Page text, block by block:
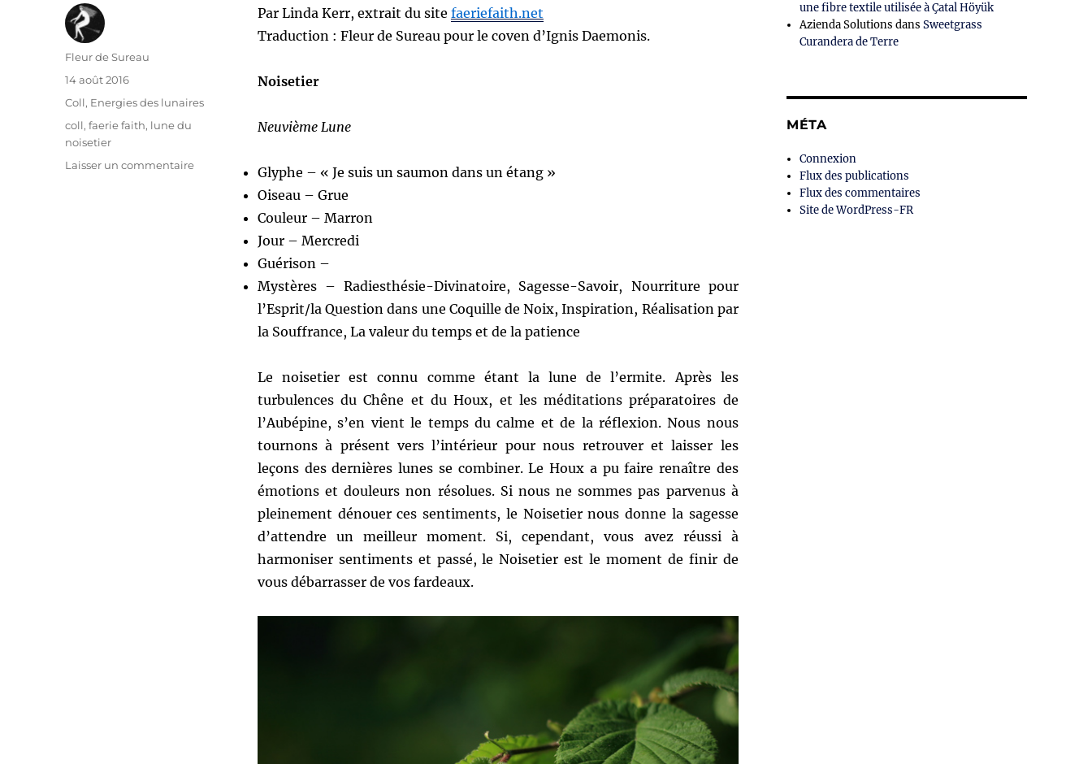
Par Linda Kerr, extrait du site faeriefaith.net
Traduction : Fleur de Sureau pour le coven d’Ignis Daemonis.
Noisetier
Neuvième Lune
Glyphe – « Je suis un saumon dans un étang »
Oiseau – Grue
Couleur – Marron
Jour – Mercredi
Guérison –
Mystères – Radiesthésie-Divinatoire, Sagesse-Savoir, Nourriture pour
l’Esprit/la Question dans une Coquille de Noix, Inspiration, Réalisation par
la Souffrance, La valeur du temps et de la patience
Le noisetier est connu comme étant la lune de l’ermite. Après les
turbulences du Chêne et du Houx, et les méditations préparatoires de
l’Aubépine, s’en vient le temps du calme et de la réflexion. Nous nous
tournons à présent vers l’intérieur pour nous retrouver et laisser les
leçons des dernières lunes se combiner. Le Houx a pu faire renaître des
émotions et douleurs non résolues. Si nous ne sommes pas parvenus à
pleinement dénouer ces sentiments, le Noisetier nous donne la sagesse
d’attendre un meilleur moment. Si, cependant, vous avez réussi à
harmoniser sentiments et passé, le Noisetier est le moment de finir de
vous débarrasser de vos fardeaux.
Auteur
Fleur de Sureau
Publié
14 août 2016
Catégories
Coll, Energies des lunaires
Étiquettes
coll,faerie faith, lune du
noisetier
Laisser un commentairesur
une fibre textile utilisée à Çatal Höyük
Azienda Solutions dansSweetgrass
Curandera de Terre
MÉTA
Connexion
Flux des publications
Flux des commentaires
Site de WordPress-FR